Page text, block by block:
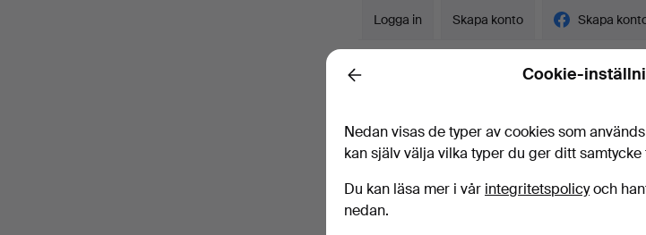
Logga in Skapa konto Skapa
Företagskund?
Back Cookie-
Nedan visas de typer av cookies som
kan själv välja vilka typer du ger ditt samtycke
Du kan läsa mer i vår integritetspolicyoch
nedan.